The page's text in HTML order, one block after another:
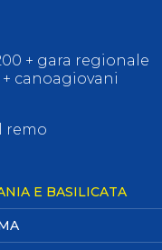
+ gara regionale
+ canoagiovani
remo
E BASILICATA